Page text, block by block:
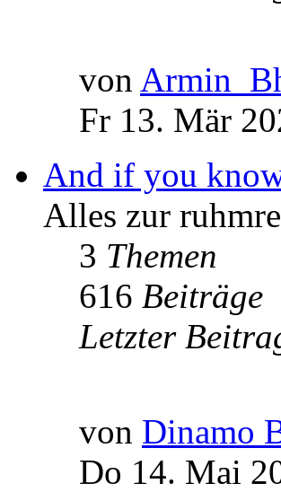
von
Fr 13. Mär
And if you
Alles zur
3 Themen
616 Beiträge
Letzter
von Dinamo
Do 14. Mai